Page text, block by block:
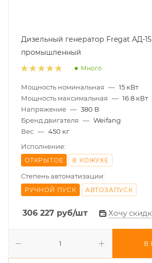
Дизельный генератор Fregat АД-15
промышленный
Много
Мощность номинальная — 15 кВт
Мощность максимальная — 16.8 кВт
Напряжение — 380 В
Бренд двигателя — Weifang
Вес — 450 кг
Исполнение:
ОТКРЫТОЕ В КОЖУХЕ
Степень автоматизации:
РУЧНОЙ ПУСК АВТОЗАПУСК
306 227 руб/шт Хочу
В